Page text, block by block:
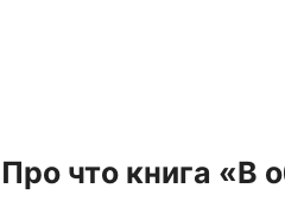
Про что книга «В